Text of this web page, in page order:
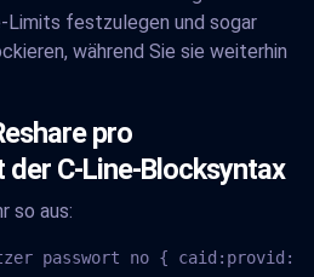
Limits festzulegen und sogar
während Sie sie weiterhin
pro
C-Line-Blocksyntax
so aus:
passwort no {